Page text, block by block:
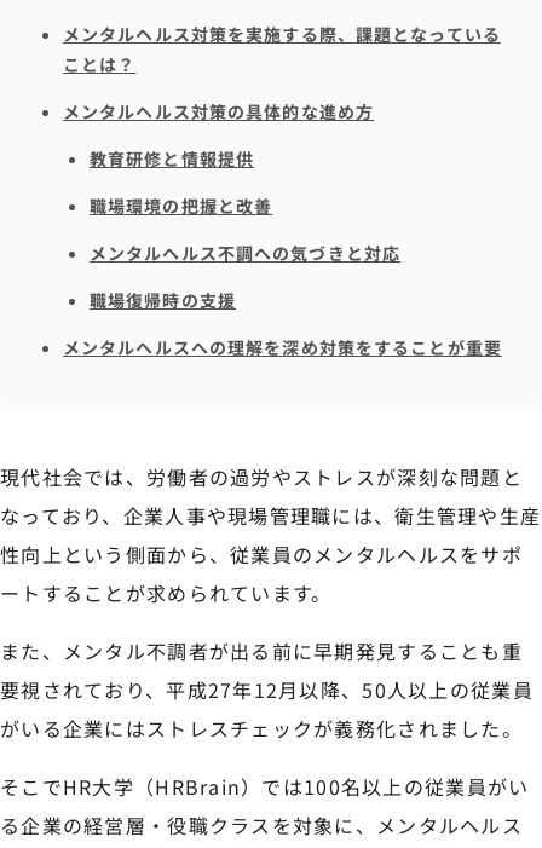
メンタルヘルス対策を実施する際、課題となっている
ことは？
メンタルヘルス対策の具体的な進め方
教育研修と情報提供
職場環境の把握と改善
メンタルヘルス不調への気づきと対応
職場復帰時の支援
メンタルヘルスへの理解を深め対策をすることが重要
現代社会では、労働者の過労やストレスが深刻な問題と
なっており、企業人事や現場管理職には、衛生管理や生産
性向上という側面から、従業員のメンタルヘルスをサポ
ートすることが求められています。
また、メンタル不調者が出る前に早期発見することも重
要視されており、平成27年12月以降、50人以上の従業員
がいる企業にはストレスチェックが義務化されました。
そこでHR大学（HRBrain）では100名以上の従業員がい
る企業の経営層・役職クラスを対象に、メンタルヘルス